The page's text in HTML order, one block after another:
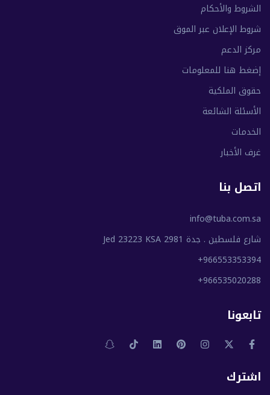
الشروط والأحكام
شروط الإعلان عبر الموق
مركز الدعم
إضغط هنا للمعلومات
حقوق الملكية
الأسئلة الشائعة
الخدمات
غرف الأخبار
اتصل بنا
info@tuba.com.sa
شارع فلسطين . جدة 2981 Jed 23223 KSA
+966553353394
+966535020288
تابعونا
اشترك